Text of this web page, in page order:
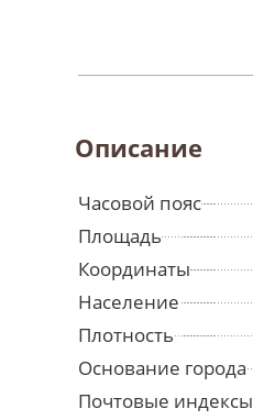
Описание
Часовой пояс
Площадь
Координаты
Население
Плотность
Основание города
Почтовые индексы